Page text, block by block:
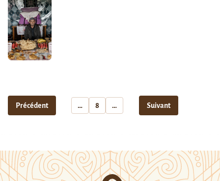
Précédent … 8 … Suivant